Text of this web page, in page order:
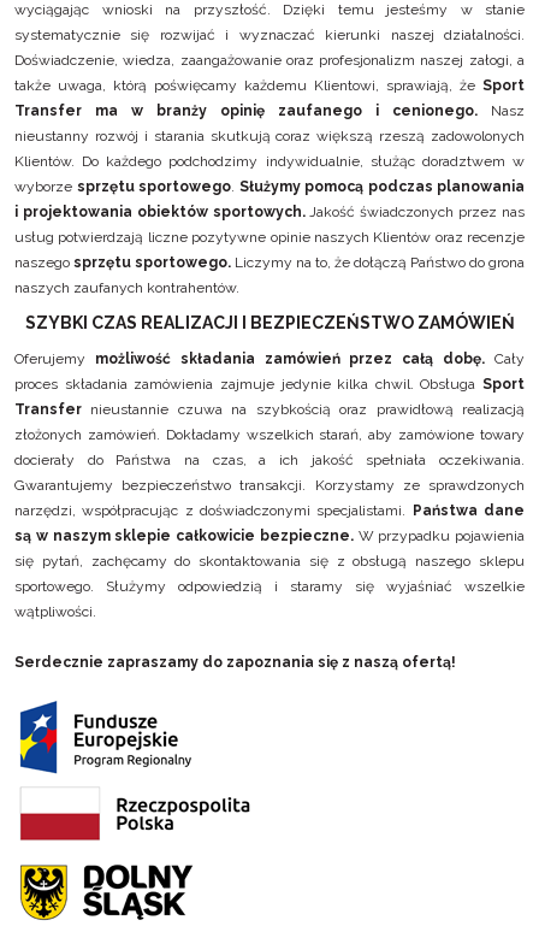
wyciągając wnioski na przyszłość. Dzięki temu jesteśmy w stanie
systematycznie się rozwijać i wyznaczać kierunki naszej działalności.
Doświadczenie, wiedza, zaangażowanie oraz profesjonalizm naszej załogi, a
także uwaga, którą poświęcamy każdemu Klientowi, sprawiają, że Sport
Transfer ma w branży opinię zaufanego i cenionego. Nasz
nieustanny rozwój i starania skutkują coraz większą rzeszą zadowolonych
Klientów. Do każdego podchodzimy indywidualnie, służąc doradztwem w
wyborze sprzętu sportowego. Służymy pomocą podczas planowania
i projektowania obiektów sportowych.Jakość świadczonych przez nas
usług potwierdzają liczne pozytywne opinie naszych Klientów oraz recenzje
naszego sprzętu sportowego. Liczymy na to, że dołączą Państwo do grona
naszych zaufanych kontrahentów.
SZYBKI CZAS REALIZACJI I BEZPIECZEŃSTWO ZAMÓWIEŃ
Oferujemy możliwość składania zamówień przez całą dobę. Cały
proces składania zamówienia zajmuje jedynie kilka chwil. Obsługa Sport
Transfer nieustannie czuwa na szybkością oraz prawidłową realizacją
złożonych zamówień. Dokładamy wszelkich starań, aby zamówione towary
docierały do Państwa na czas, a ich jakość spełniała oczekiwania.
Gwarantujemy bezpieczeństwo transakcji. Korzystamy ze sprawdzonych
narzędzi, współpracując z doświadczonymi specjalistami.
Państwa dane
są w naszym sklepie całkowicie bezpieczne.W przypadku pojawienia
się pytań, zachęcamy do skontaktowania się z obsługą naszego sklepu
sportowego. Służymy odpowiedzią i staramy się wyjaśniać wszelkie
wątpliwości.
Serdecznie zapraszamy do zapoznania się z naszą ofertą!